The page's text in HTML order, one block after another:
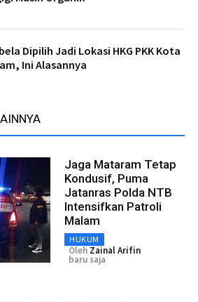
Dipilih Jadi Lokasi HKG PKK Kota
Ini Alasannya
Jaga Mataram Tetap
Kondusif, Puma
Jatanras Polda NTB
Intensifkan Patroli
Malam
HUKUM
Oleh Zainal Arifin
baru saja